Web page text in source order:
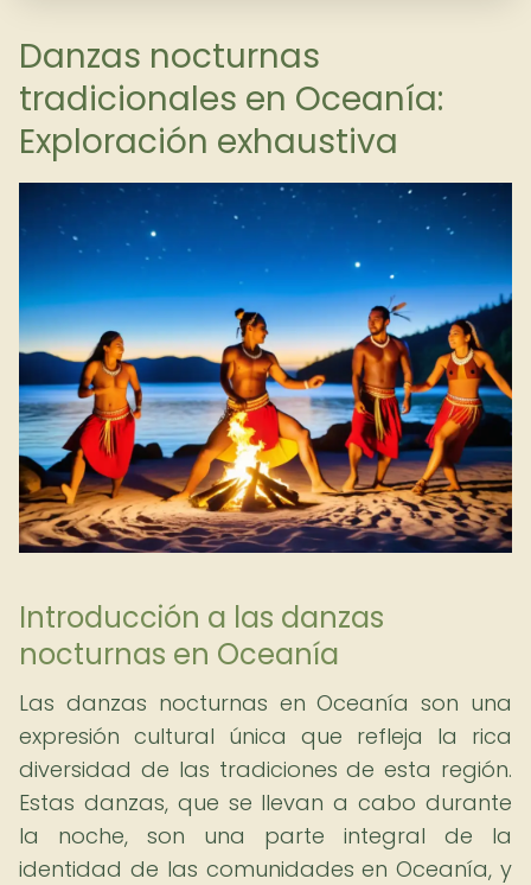
Danzas nocturnas
tradicionales en Oceanía:
Exploración exhaustiva
Introducción a las danzas
nocturnas en Oceanía
Las danzas nocturnas en Oceanía son una
expresión cultural única que refleja la rica
diversidad de las tradiciones de esta región.
Estas danzas, que se llevan a cabo durante
la noche, son una parte integral de la
identidad de las comunidades en Oceanía, y